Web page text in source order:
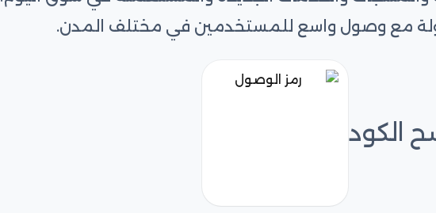
مع وصول واسع للمستخدمين في مختلف المدن.
الكود